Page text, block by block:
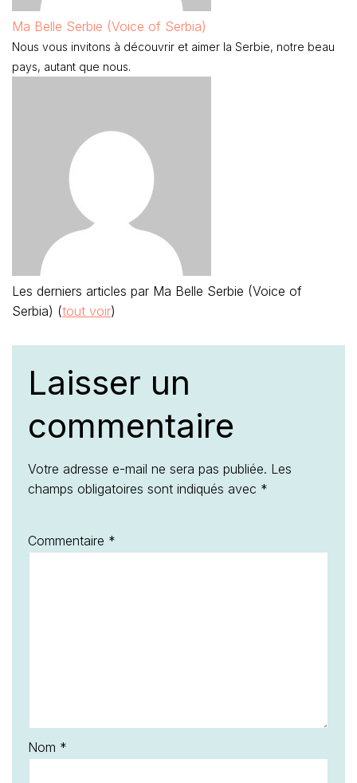
Ma Belle Serbie (Voice of Serbia)
Nous vous invitons à découvrir et aimer la Serbie, notre beau
pays, autant que nous.
Les derniers articles par Ma Belle Serbie (Voice of
Serbia) (tout voir)
Laisser un
commentaire
Votre adresse e-mail ne sera pas publiée. Les
champs obligatoires sont indiqués avec *
Commentaire *
Nom *